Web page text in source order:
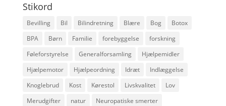
Stikord
Bevilling Bil Bilindretning Blære Bog
Botox
BPA
Børn Familie forebyggelse
forskning
Føleforstyrelse
Generalforsamling
Hjælpemidler
Hjælpemotor
Hjælpeordning Idræt
Indlæggelse
Knoglebrud
Kost Kørestol Livskvalitet
Lov
Merudgifter
natur
Neuropatiske smerter